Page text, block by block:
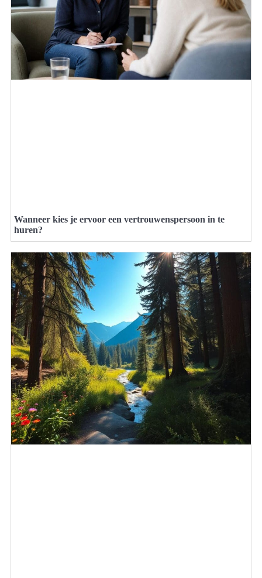
Wanneer kies je ervoor een vertrouwenspersoon in te
huren?